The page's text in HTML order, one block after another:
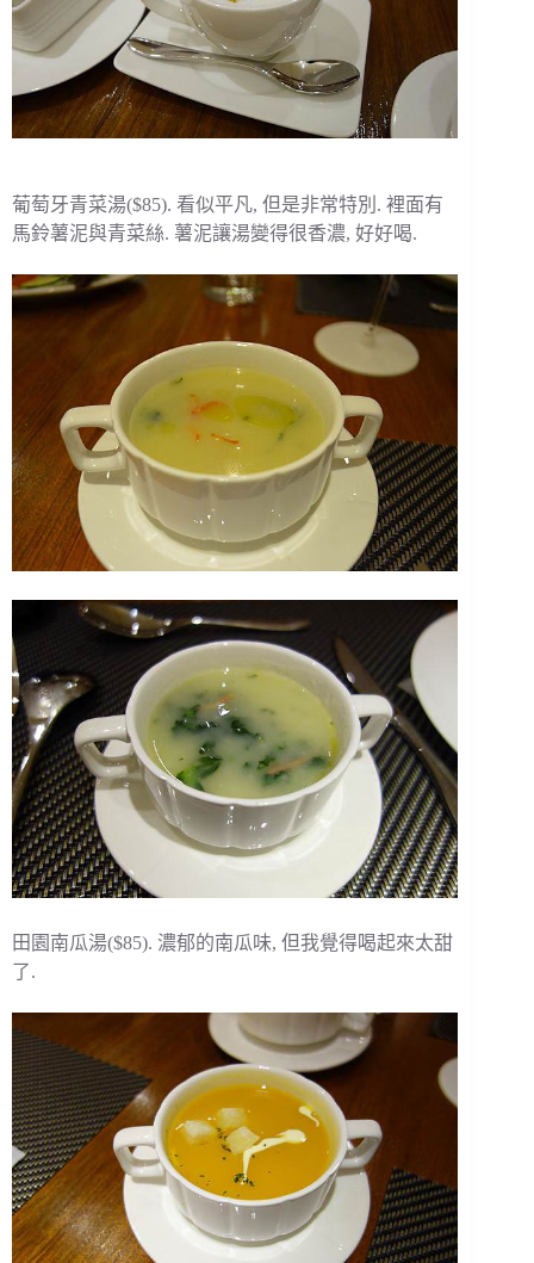
葡萄牙青菜湯($85). 看似平凡, 但是非常特別. 裡面有
馬鈴薯泥與青菜絲. 薯泥讓湯變得很香濃, 好好喝.
田園南瓜湯($85). 濃郁的南瓜味, 但我覺得喝起來太甜
了.